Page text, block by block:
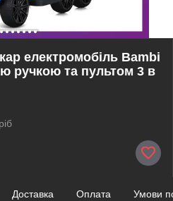
електромобіль Bambi
ручкою та пультом 3 в
Доставка Оплата Умови